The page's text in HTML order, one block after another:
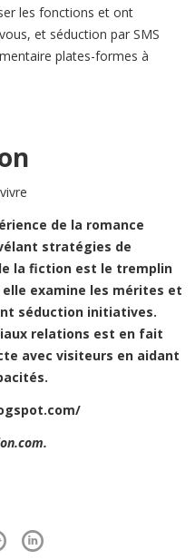
les fonctions et ont
et séduction par SMS
plates-formes à
de la romance
stratégies de
la fiction est le tremplin
examine les mérites et
séduction initiatives.
relations est en fait
avec visiteurs en aidant